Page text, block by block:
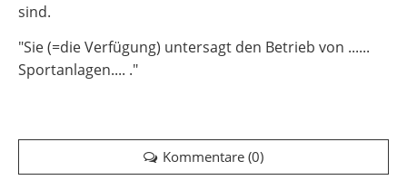
sind.
"Sie (=die Verfügung) untersagt den Betrieb von ......
Sportanlagen.... ."
Kommentare (0)